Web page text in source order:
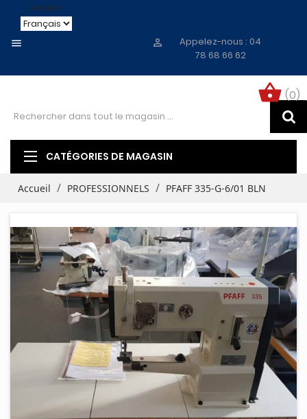
Langue :
 Appelez-nous : 04
78 68 66 62

shopping_basket (0)
CATÉGORIES DE MAGASIN
Accueil PROFESSIONNELS PFAFF 335-G-6/01 BLN
PROMO !